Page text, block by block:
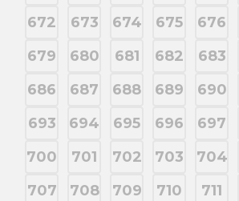
672
673 674 675 676
679
680 681 682 683
686
687 688 689 690
693
694 695 696 697
700
701 702 703 704
707
708 709 710 711